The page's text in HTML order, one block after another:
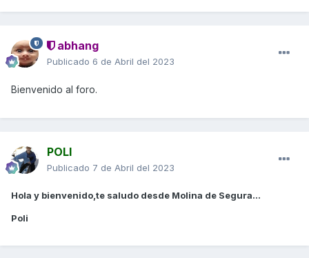
abhang
Publicado 6 de Abril del 2023
Bienvenido al foro.
POLI
Publicado 7 de Abril del 2023
Hola y bienvenido,te saludo desde Molina de Segura...
Poli